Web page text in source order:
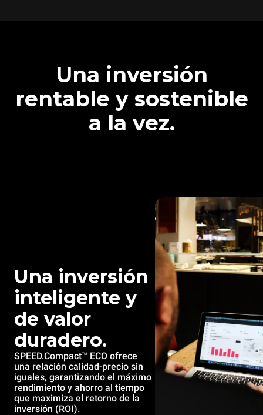
Una inversión
rentable y sostenible
a la vez.
Una inversión
inteligente y
de valor
duradero.
SPEED.Compact™ ECO ofrece
una relación calidad-precio sin
iguales, garantizando el máximo
rendimiento y ahorro al tiempo
que maximiza el retorno de la
inversión (ROI).